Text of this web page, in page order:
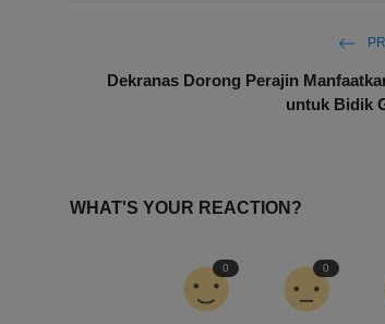
Dekranas Dorong Perajin
untuk Bidik
WHAT'S YOUR REACTION?
0 0